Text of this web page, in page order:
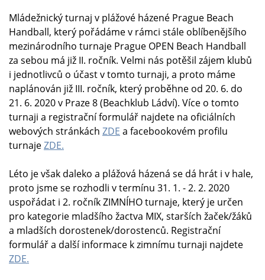
Mládežnický turnaj v plážové házené Prague Beach
Handball, který pořádáme v rámci stále oblíbenějšího
mezinárodního turnaje Prague OPEN Beach Handball
za sebou má již II. ročník. Velmi nás potěšil zájem klubů
i jednotlivců o účast v tomto turnaji, a proto máme
naplánován již III. ročník, který proběhne od 20. 6. do
21. 6. 2020 v Praze 8 (Beachklub Ládví). Více o tomto
turnaji a registrační formulář najdete na oficiálních
webových stránkách ZDE a facebookovém profilu
turnajeZDE.
Léto je však daleko a plážová házená se dá hrát i v hale,
proto jsme se rozhodli v termínu 31. 1. - 2. 2. 2020
uspořádat i 2. ročník ZIMNÍHO turnaje, který je určen
pro kategorie mladšího žactva MIX, starších žaček/žáků
a mladších dorostenek/dorostenců. Registrační
formulář a další informace k zimnímu turnaji najdete
ZDE.